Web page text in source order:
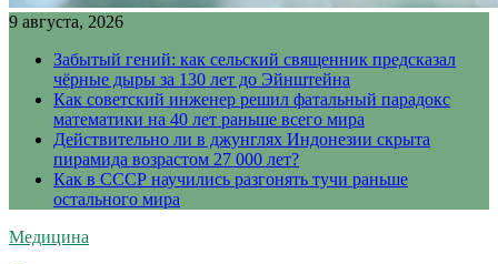
9 августа, 2026
Забытый гений: как сельский священник предсказал
чёрные дыры за 130 лет до Эйнштейна
Как советский инженер решил фатальный парадокс
математики на 40 лет раньше всего мира
Действительно ли в джунглях Индонезии скрыта
пирамида возрастом 27 000 лет?
Как в СССР научились разгонять тучи раньше
остального мира
Медицина